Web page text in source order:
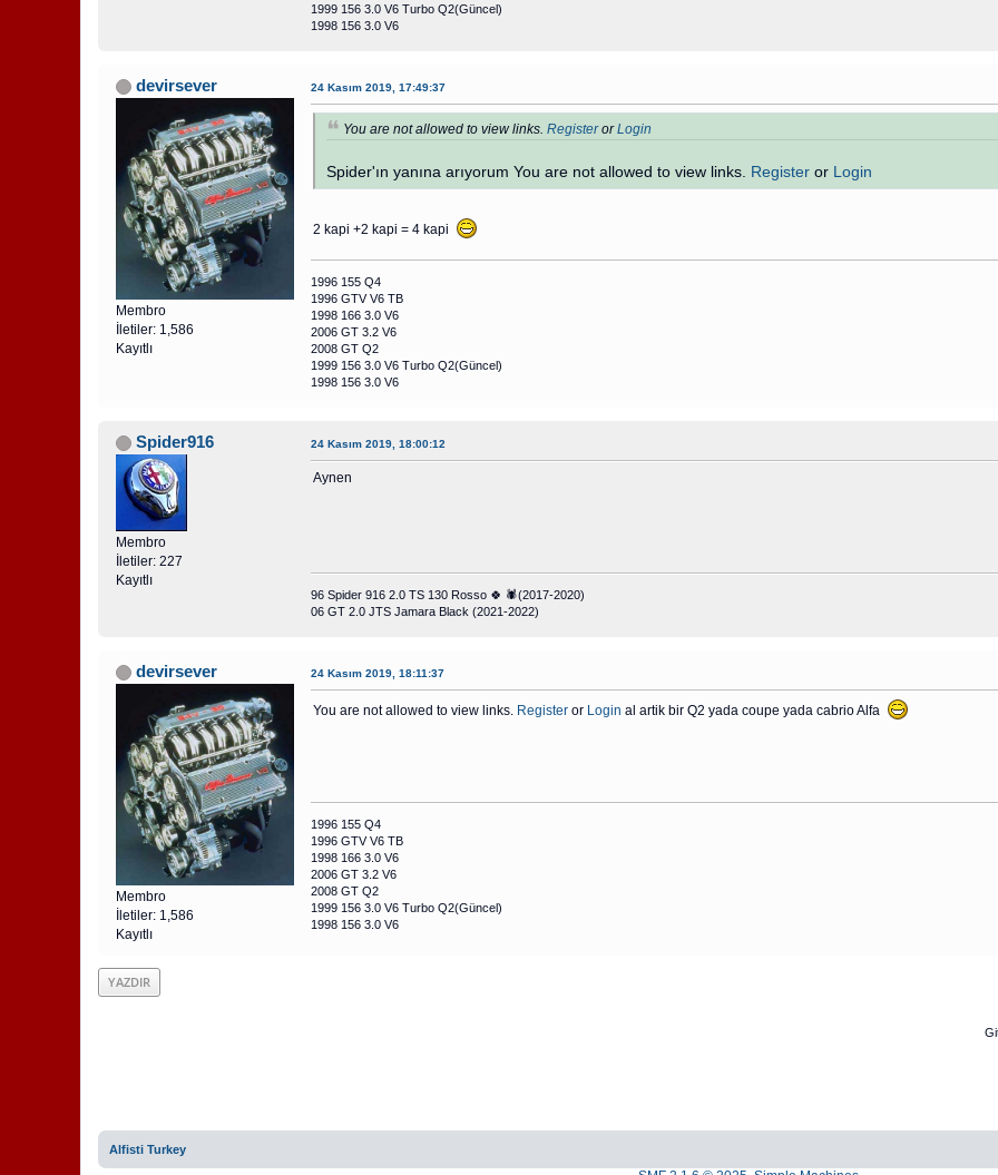
1999 156 3.0 V6 Turbo Q2(Güncel)
1998 156 3.0 V6
devirsever
Membro
İletiler: 1,586
Kayıtlı
24 Kasım 2019, 17:49:37
You are not allowed to view links. RegisterorLogin
Spider'ın yanına arıyorum You are not allowed to view links. Register or Login
2 kapi +2 kapi = 4 kapi
1996 155 Q4
1996 GTV V6 TB
1998 166 3.0 V6
2006 GT 3.2 V6
2008 GT Q2
1999 156 3.0 V6 Turbo Q2(Güncel)
1998 156 3.0 V6
Spider916
Membro
İletiler: 227
Kayıtlı
24 Kasım 2019, 18:00:12
Aynen
96 Spider 916 2.0 TS 130 Rosso 🍀 🕷(2017-2020)
06 GT 2.0 JTS Jamara Black (2021-2022)
devirsever
Membro
İletiler: 1,586
Kayıtlı
24 Kasım 2019, 18:11:37
You are not allowed to view links. Register or Login al artik bir Q2 yada coupe yada cabrio Alfa
1996 155 Q4
1996 GTV V6 TB
1998 166 3.0 V6
2006 GT 3.2 V6
2008 GT Q2
1999 156 3.0 V6 Turbo Q2(Güncel)
1998 156 3.0 V6
YAZDIR
Alfisti Turkey